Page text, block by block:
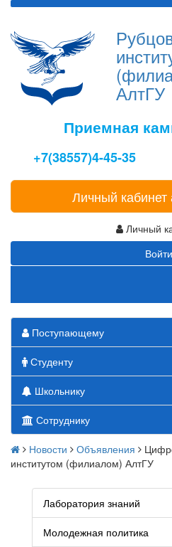
АлтГУ
Приемная
+7(38557)4-45-35
Личный кабинет
Личный
Войти
Поступающему
Студенту
Школьнику
Сотруднику
Новости Объявления
институтом (филиалом) АлтГУ
Лаборатория знаний
Молодежная политика